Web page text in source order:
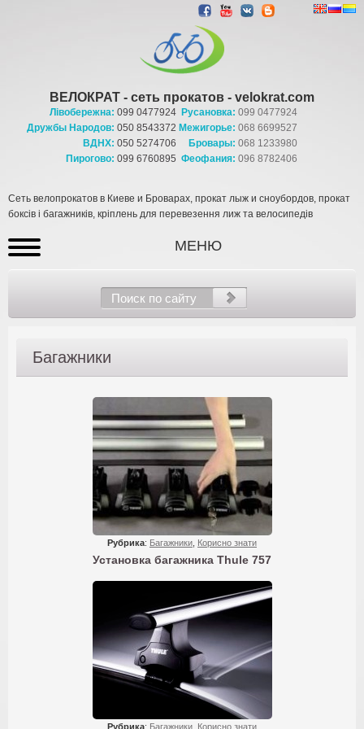
ВЕЛОКРАТ - сеть прокатов - velokrat.com
Лівобережна: 099 0477924
Дружбы Народов: 050 8543372
ВДНХ: 050 5274706
Пирогово: 099 6760895
Русановка: 099 0477924
Межигорье: 068 6699527
Бровары: 068 1233980
Феофания: 096 8782406
Сеть велопрокатов в Киеве и Броварах, прокат лыж и сноубордов, прокат
боксів і багажників, кріплень для перевезення лиж та велосипедів
МЕНЮ
Багажники
Рубрика: Багажники Корисно знати
Установка багажника Thule 757
Рубрика: Багажники Корисно знати